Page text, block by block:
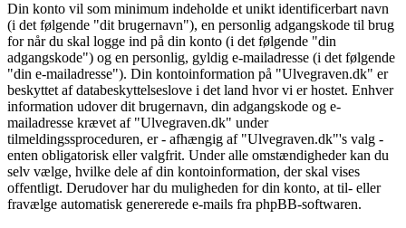
Din konto vil som minimum indeholde et unikt identificerbart navn
(i det følgende "dit brugernavn"), en personlig adgangskode til brug
for når du skal logge ind på din konto (i det følgende "din
adgangskode") og en personlig, gyldig e-mailadresse (i det følgende
"din e-mailadresse"). Din kontoinformation på "Ulvegraven.dk" er
beskyttet af databeskyttelseslove i det land hvor vi er hostet. Enhver
information udover dit brugernavn, din adgangskode og e-
mailadresse krævet af "Ulvegraven.dk" under
tilmeldingssproceduren, er - afhængig af "Ulvegraven.dk"'s valg -
enten obligatorisk eller valgfrit. Under alle omstændigheder kan du
selv vælge, hvilke dele af din kontoinformation, der skal vises
offentligt. Derudover har du muligheden for din konto, at til- eller
fravælge automatisk genererede e-mails fra phpBB-softwaren.